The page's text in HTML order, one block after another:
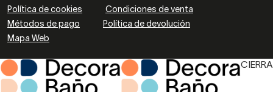
Política de cookies
Condiciones de venta
Métodos de pago
Política de devolución
Mapa Web
CIERRA